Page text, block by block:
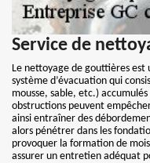
Service de
Le nettoyage de gouttières
système d’évacuation qui
mousse, sable, etc.)
obstructions peuvent
ainsi entraîner des
alors pénétrer dans les
provoquer la formation de
assurer un entretien adéquat